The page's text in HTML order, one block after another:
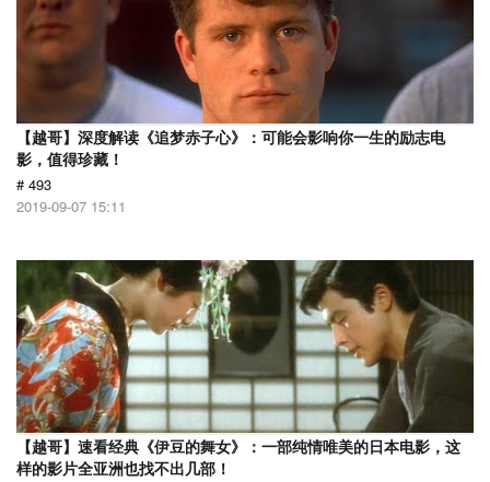
【越哥】深度解读《追梦赤子心》：可能会影响你一生的励志电
影，值得珍藏！
# 493
2019-09-07 15:11
【越哥】速看经典《伊豆的舞女》：一部纯情唯美的日本电影，这
样的影片全亚洲也找不出几部！